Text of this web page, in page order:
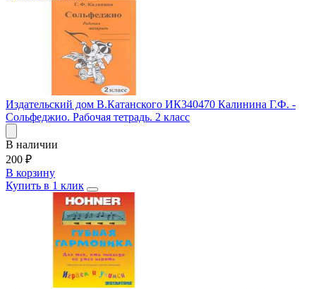
Издательский дом В.Катанского ИК340470 Калинина Г.Ф. -
Сольфеджио. Рабочая тетрадь. 2 класс
В наличии
200 ₽
В корзину
Купить в 1 клик